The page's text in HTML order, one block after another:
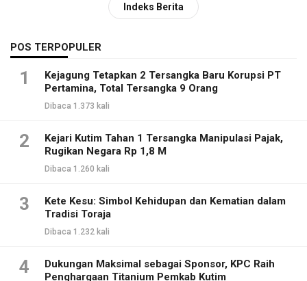
Indeks Berita
POS TERPOPULER
1
Kejagung Tetapkan 2 Tersangka Baru Korupsi PT
Pertamina, Total Tersangka 9 Orang
Dibaca 1.373 kali
2
Kejari Kutim Tahan 1 Tersangka Manipulasi Pajak,
Rugikan Negara Rp 1,8 M
Dibaca 1.260 kali
3
Kete Kesu: Simbol Kehidupan dan Kematian dalam
Tradisi Toraja
Dibaca 1.232 kali
4
Dukungan Maksimal sebagai Sponsor, KPC Raih
Penghargaan Titanium Pemkab Kutim